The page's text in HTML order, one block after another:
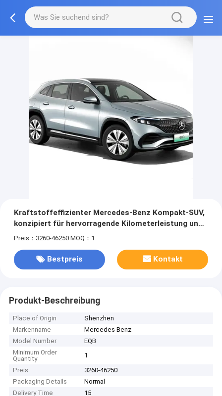
Kraftstoffeffizienter Mercedes-Benz Kompakt-SUV,
konzipiert für hervorragende Kilometerleistung und
reduzierte Emissionen, ideal für Firmenflotten
Preis：3260-46250 MOQ：1
Bestpreis Kontakt
Produkt-Beschreibung
Place of Origin
Shenzhen
Markenname
Mercedes Benz
Model Number
EQB
Minimum Order
Quantity
1
Preis
3260-46250
Packaging Details
Normal
Delivery Time
15